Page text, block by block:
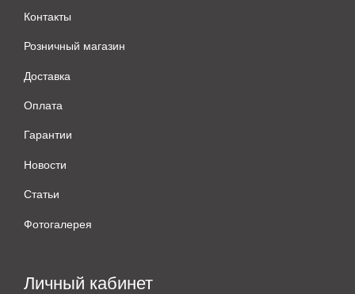
Контакты
Розничный магазин
Доставка
Оплата
Гарантии
Новости
Статьи
Фотогалерея
Личный кабинет